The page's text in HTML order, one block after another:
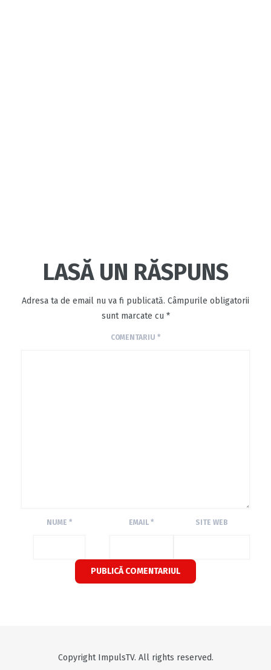
LASĂ UN RĂSPUNS
Adresa ta de email nu va fi publicată. Câmpurile obligatorii
sunt marcate cu *
COMENTARIU *
NUME * EMAIL* SITE WEB
Copyright ImpulsTV. All rights reserved.